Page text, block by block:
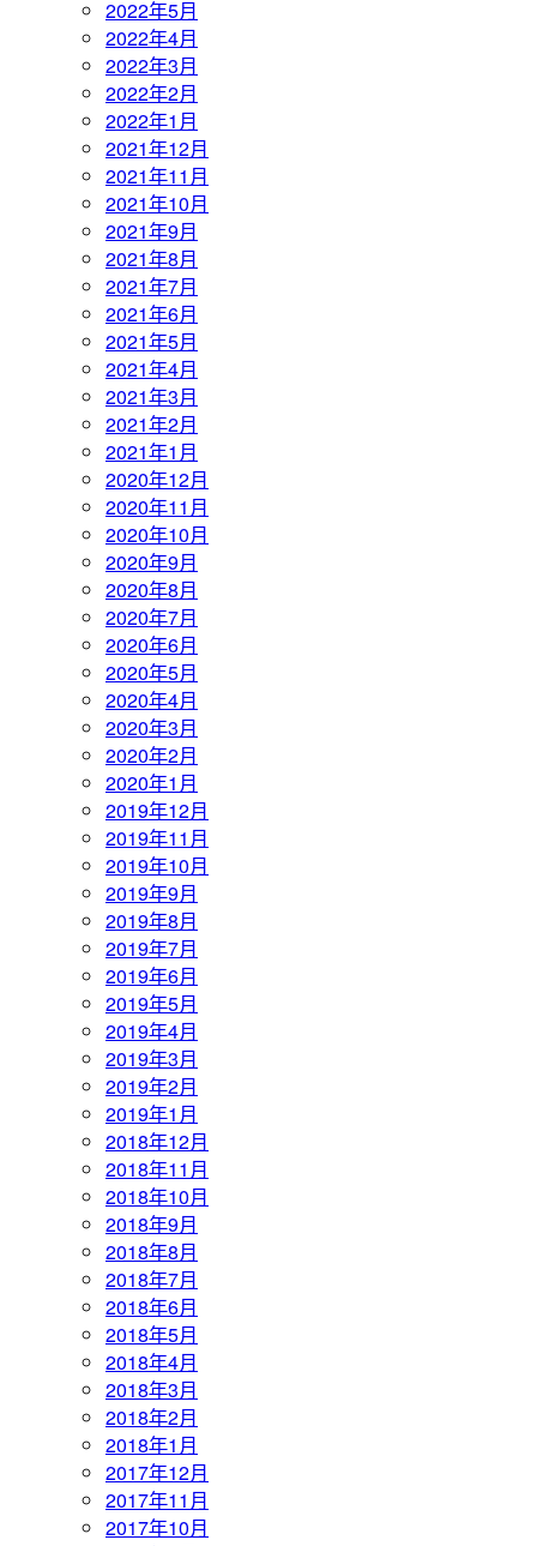
2022年5月
2022年4月
2022年3月
2022年2月
2022年1月
2021年12月
2021年11月
2021年10月
2021年9月
2021年8月
2021年7月
2021年6月
2021年5月
2021年4月
2021年3月
2021年2月
2021年1月
2020年12月
2020年11月
2020年10月
2020年9月
2020年8月
2020年7月
2020年6月
2020年5月
2020年4月
2020年3月
2020年2月
2020年1月
2019年12月
2019年11月
2019年10月
2019年9月
2019年8月
2019年7月
2019年6月
2019年5月
2019年4月
2019年3月
2019年2月
2019年1月
2018年12月
2018年11月
2018年10月
2018年9月
2018年8月
2018年7月
2018年6月
2018年5月
2018年4月
2018年3月
2018年2月
2018年1月
2017年12月
2017年11月
2017年10月